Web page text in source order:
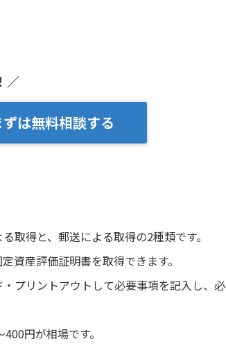
／
ずは無料相談する
取得と、郵送による取得の2種類です。
資産評価証明書を取得できます。
プリントアウトして必要事項を記入し、必
円が相場です。